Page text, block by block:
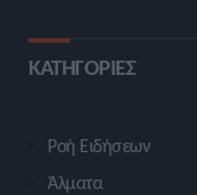
ΚΑΤΗΓΟΡΙΕΣ
Ροή Ειδήσεων
Άλματα